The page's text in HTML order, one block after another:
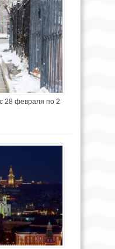
28 февраля по 2